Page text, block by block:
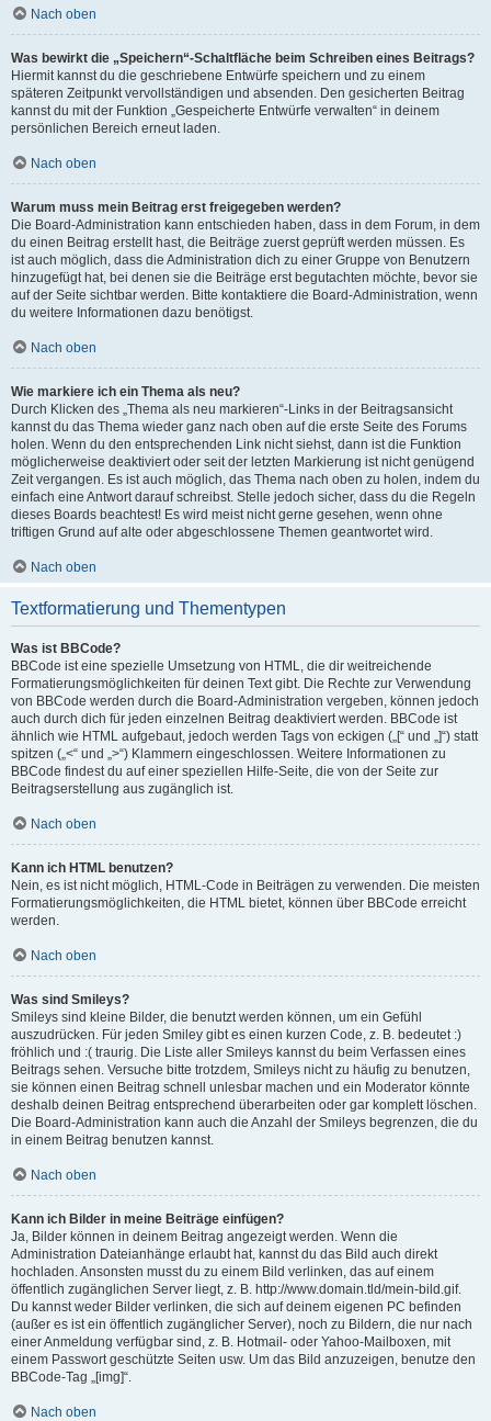
Nach oben
Was bewirkt die „Speichern“-Schaltfläche beim Schreiben eines Beitrags?
Hiermit kannst du die geschriebene Entwürfe speichern und zu einem
späteren Zeitpunkt vervollständigen und absenden. Den gesicherten Beitrag
kannst du mit der Funktion „Gespeicherte Entwürfe verwalten“ in deinem
persönlichen Bereich erneut laden.
Nach oben
Warum muss mein Beitrag erst freigegeben werden?
Die Board-Administration kann entschieden haben, dass in dem Forum, in dem
du einen Beitrag erstellt hast, die Beiträge zuerst geprüft werden müssen. Es
ist auch möglich, dass die Administration dich zu einer Gruppe von Benutzern
hinzugefügt hat, bei denen sie die Beiträge erst begutachten möchte, bevor sie
auf der Seite sichtbar werden. Bitte kontaktiere die Board-Administration, wenn
du weitere Informationen dazu benötigst.
Nach oben
Wie markiere ich ein Thema als neu?
Durch Klicken des „Thema als neu markieren“-Links in der Beitragsansicht
kannst du das Thema wieder ganz nach oben auf die erste Seite des Forums
holen. Wenn du den entsprechenden Link nicht siehst, dann ist die Funktion
möglicherweise deaktiviert oder seit der letzten Markierung ist nicht genügend
Zeit vergangen. Es ist auch möglich, das Thema nach oben zu holen, indem du
einfach eine Antwort darauf schreibst. Stelle jedoch sicher, dass du die Regeln
dieses Boards beachtest! Es wird meist nicht gerne gesehen, wenn ohne
triftigen Grund auf alte oder abgeschlossene Themen geantwortet wird.
Nach oben
Textformatierung und Thementypen
Was ist BBCode?
BBCode ist eine spezielle Umsetzung von HTML, die dir weitreichende
Formatierungsmöglichkeiten für deinen Text gibt. Die Rechte zur Verwendung
von BBCode werden durch die Board-Administration vergeben, können jedoch
auch durch dich für jeden einzelnen Beitrag deaktiviert werden. BBCode ist
ähnlich wie HTML aufgebaut, jedoch werden Tags von eckigen („[“ und „]“) statt
spitzen („<“ und „>“) Klammern eingeschlossen. Weitere Informationen zu
BBCode findest du auf einer speziellen Hilfe-Seite, die von der Seite zur
Beitragserstellung aus zugänglich ist.
Nach oben
Kann ich HTML benutzen?
Nein, es ist nicht möglich, HTML-Code in Beiträgen zu verwenden. Die meisten
Formatierungsmöglichkeiten, die HTML bietet, können über BBCode erreicht
werden.
Nach oben
Was sind Smileys?
Smileys sind kleine Bilder, die benutzt werden können, um ein Gefühl
auszudrücken. Für jeden Smiley gibt es einen kurzen Code, z. B. bedeutet :)
fröhlich und :( traurig. Die Liste aller Smileys kannst du beim Verfassen eines
Beitrags sehen. Versuche bitte trotzdem, Smileys nicht zu häufig zu benutzen,
sie können einen Beitrag schnell unlesbar machen und ein Moderator könnte
deshalb deinen Beitrag entsprechend überarbeiten oder gar komplett löschen.
Die Board-Administration kann auch die Anzahl der Smileys begrenzen, die du
in einem Beitrag benutzen kannst.
Nach oben
Kann ich Bilder in meine Beiträge einfügen?
Ja, Bilder können in deinem Beitrag angezeigt werden. Wenn die
Administration Dateianhänge erlaubt hat, kannst du das Bild auch direkt
hochladen. Ansonsten musst du zu einem Bild verlinken, das auf einem
öffentlich zugänglichen Server liegt, z. B. http://www.domain.tld/mein-bild.gif.
Du kannst weder Bilder verlinken, die sich auf deinem eigenen PC befinden
(außer es ist ein öffentlich zugänglicher Server), noch zu Bildern, die nur nach
einer Anmeldung verfügbar sind, z. B. Hotmail- oder Yahoo-Mailboxen, mit
einem Passwort geschützte Seiten usw. Um das Bild anzuzeigen, benutze den
BBCode-Tag „[img]“.
Nach oben